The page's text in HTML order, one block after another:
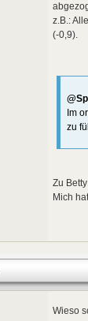
z.B.:
(-0,9).
Im
zu
Zu
Mich
Wieso